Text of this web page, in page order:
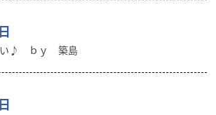
い♪ ｂｙ 築島